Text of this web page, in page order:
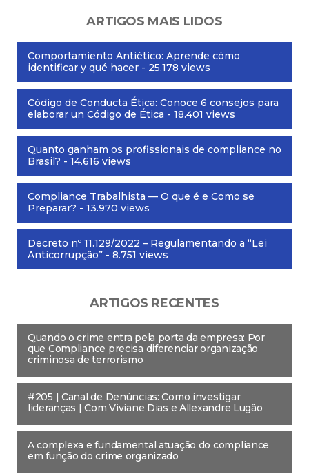
ARTIGOS MAIS LIDOS
Comportamiento Antiético: Aprende cómo
identificar y qué hacer - 25.178 views
Código de Conducta Ética: Conoce 6 consejos para
elaborar un Código de Ética - 18.401 views
Quanto ganham os profissionais de compliance no
Brasil? - 14.616 views
Compliance Trabalhista — O que é e Como se
Preparar? - 13.970 views
Decreto nº 11.129/2022 – Regulamentando a “Lei
Anticorrupção” - 8.751 views
ARTIGOS RECENTES
Quando o crime entra pela porta da empresa: Por
que Compliance precisa diferenciar organização
criminosa de terrorismo
#205 | Canal de Denúncias: Como investigar
lideranças | Com Viviane Dias e Allexandre Lugão
A complexa e fundamental atuação do compliance
em função do crime organizado